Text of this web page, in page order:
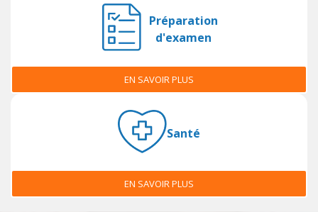
Préparation
d'examen
EN SAVOIR PLUS
Santé
EN SAVOIR PLUS